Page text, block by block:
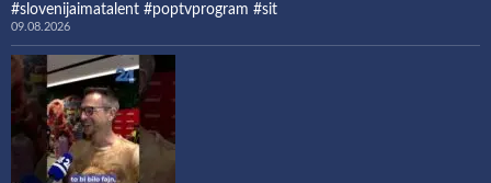
#slovenijaimatalent #poptvprogram #sit
09.08.2026